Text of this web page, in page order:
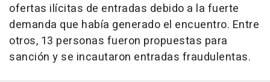
ofertas ilícitas de entradas debido a la fuerte
demanda que había generado el encuentro. Entre
otros, 13 personas fueron propuestas para
sanción y se incautaron entradas fraudulentas.